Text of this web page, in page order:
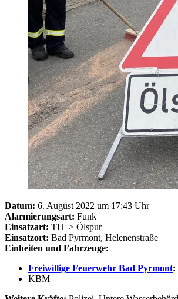
Datum: 6. August 2022 um 17:43 Uhr
Alarmierungsart: Funk
Einsatzart: TH > Ölspur
Einsatzort: Bad Pyrmont, Helenenstraße
Einheiten und Fahrzeuge:
Freiwillige Feuerwehr Bad Pyrmont:
KBM